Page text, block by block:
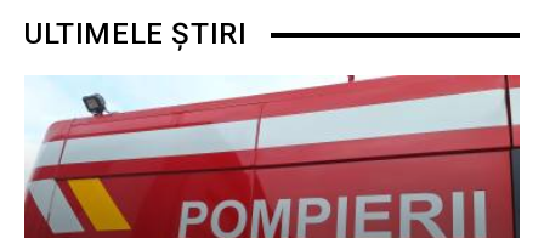
ULTIMELE ȘTIRI